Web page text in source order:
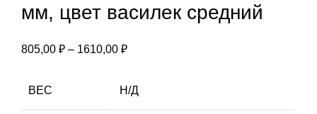
мм, цвет василек средний
805,00 ₽ – 1610,00 ₽Диапазон
805,00 ₽
ВЕС Н/Д